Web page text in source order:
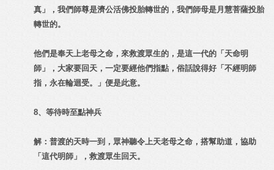
真」，我們師尊是濟公活佛投胎轉世的，我們師母是月慧菩薩投胎
轉世的。
他們是奉天上老母之命，來救渡眾生的，是這一代的「天命明
師」，大家要回天，一定要經他們指點，俗話說得好「不經明師
指，永在輪迴受。」便是此意。
8、等待時至點神兵
解：普渡的天時一到，眾神聽令上天老母之命，搭幫助道，協助
「這代明師」，救渡眾生回天。